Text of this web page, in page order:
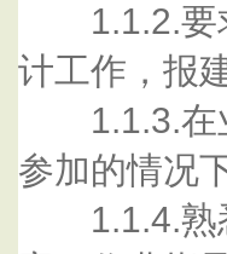
1.1.2.要求
计工作，报
1.1.3.在业
参加的情况
1.1.4.熟悉